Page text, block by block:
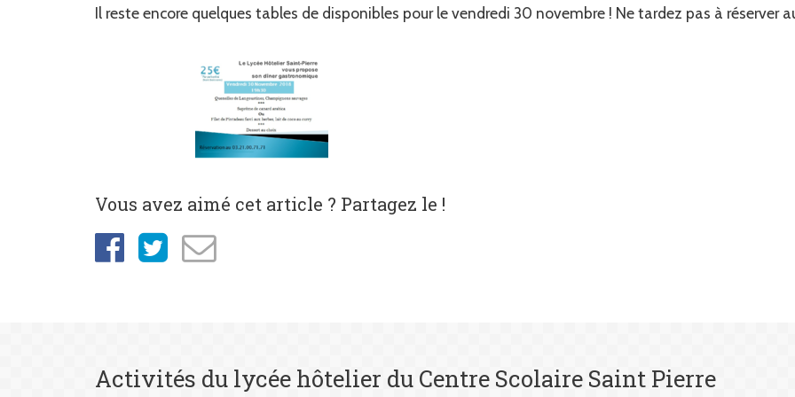
Il reste encore quelques tables de disponibles pour le vendredi 30 novembre ! Ne tardez pas à réserver
Vous avez aimé cet article ? Partagez le !
Activités du lycée hôtelier du Centre Scolaire Saint Pierre